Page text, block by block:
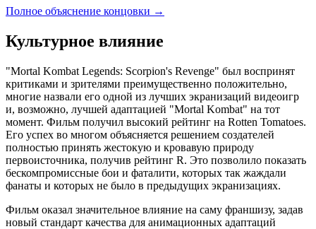
Полное объяснение концовки →
Культурное влияние
"Mortal Kombat Legends: Scorpion's Revenge" был воспринят
критиками и зрителями преимущественно положительно,
многие назвали его одной из лучших экранизаций видеоигр
и, возможно, лучшей адаптацией "Mortal Kombat" на тот
момент. Фильм получил высокий рейтинг на Rotten Tomatoes.
Его успех во многом объясняется решением создателей
полностью принять жестокую и кровавую природу
первоисточника, получив рейтинг R. Это позволило показать
бескомпромиссные бои и фаталити, которых так жаждали
фанаты и которых не было в предыдущих экранизациях.
Фильм оказал значительное влияние на саму франшизу, задав
новый стандарт качества для анимационных адаптаций